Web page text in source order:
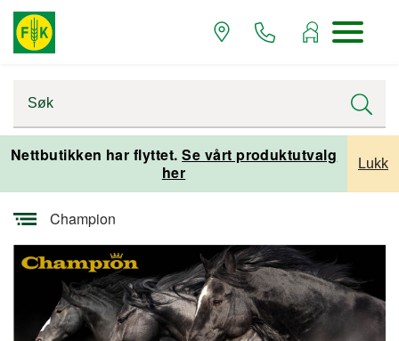
Nettbutikken har flyttet.Se vårt produktutvalg
her
Lukk
Startsiden
Varemerker og leverandører
Champion